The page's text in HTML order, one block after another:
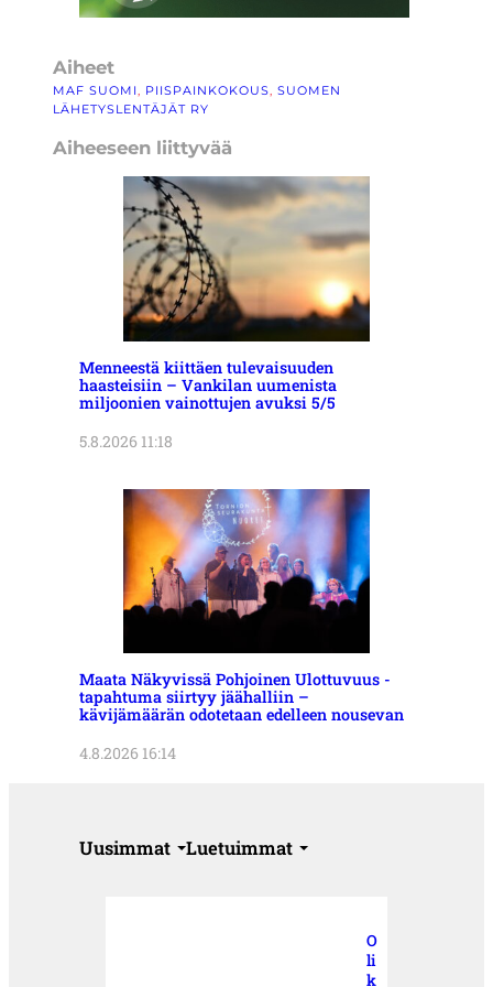
Aiheet
MAF SUOMI, PIISPAINKOKOUS, SUOMEN
LÄHETYSLENTÄJÄT RY
Aiheeseen liittyvää
Menneestä kiittäen tulevaisuuden
haasteisiin – Vankilan uumenista
miljoonien vainottujen avuksi 5/5
5.8.2026 11:18
Maata Näkyvissä Pohjoinen Ulottuvuus -
tapahtuma siirtyy jäähalliin –
kävijämäärän odotetaan edelleen nousevan
4.8.2026 16:14
Uusimmat Luetuimmat
O
li
k